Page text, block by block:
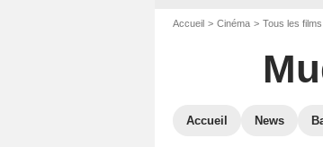
Accueil Cinéma Tous les films
Accueil News